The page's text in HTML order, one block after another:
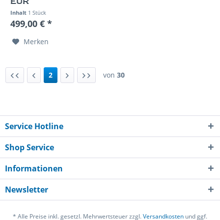
Inhalt 1 Stück
499,00 € *
Merken
2 von 30
Service Hotline
Shop Service
Informationen
Newsletter
* Alle Preise inkl. gesetzl. Mehrwertsteuer zzgl.Versandkosten und ggf.